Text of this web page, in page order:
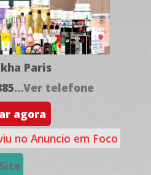
Paris
...Ver telefone
agora
no Anuncio em Foco